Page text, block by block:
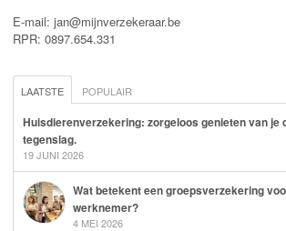
E-mail: jan@mijnverzekeraar.be
RPR: 0897.654.331
LAATSTE POPULAIR
Huisdierenverzekering: zorgeloos genieten van je
tegenslag.
19 JUNI 2026
Wat betekent een groepsverzekering
werknemer?
4 MEI 2026